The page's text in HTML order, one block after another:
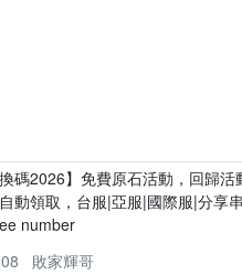
換碼2026】免費原石活動，回歸
動領取，台服|亞服|國際服|分享
number
敗家輝哥